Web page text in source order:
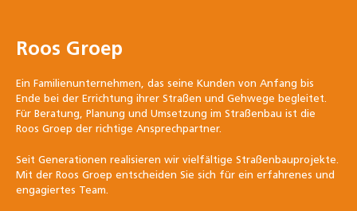
Roos Groep
Ein Familienunternehmen, das seine Kunden von Anfang bis
Ende bei der Errichtung ihrer Straßen und Gehwege begleitet.
Für Beratung, Planung und Umsetzung im Straßenbau ist die
Roos Groep der richtige Ansprechpartner.
Seit Generationen realisieren wir vielfältige Straßenbauprojekte.
Mit der Roos Groep entscheiden Sie sich für ein erfahrenes und
engagiertes Team.